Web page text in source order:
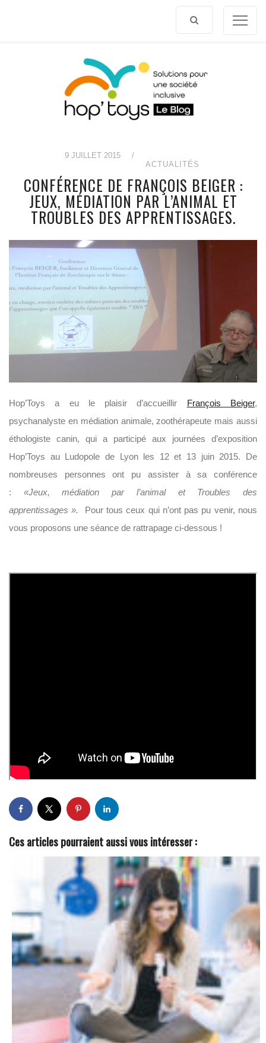
9 JUILLET 2015
/
ACTUALITÉS
CONFÉRENCE DE FRANÇOIS BEIGER :
JEUX, MÉDIATION PAR L’ANIMAL ET
TROUBLES DES APPRENTISSAGES.
Hop’Toys a eu le plaisir d’accueillir François Beiger,
psychanalyste en médiation animale, zoothérapeute mais aussi
éthologiste canin, qui a participé aux journées d’exposition
Hop’Toys au Ludopole de Lyon les 12 et 13 juin 2015. De
nombreuses personnes ont pu assister à sa conférence
: «Jeux, médiation par l’animal et Troubles des
apprentissages ».
Pour tous ceux qui n’ont pas pu venir, nous
vous proposons une séance de rattrapage ci-dessous !
Ces articles pourraient aussi vous intéresser :